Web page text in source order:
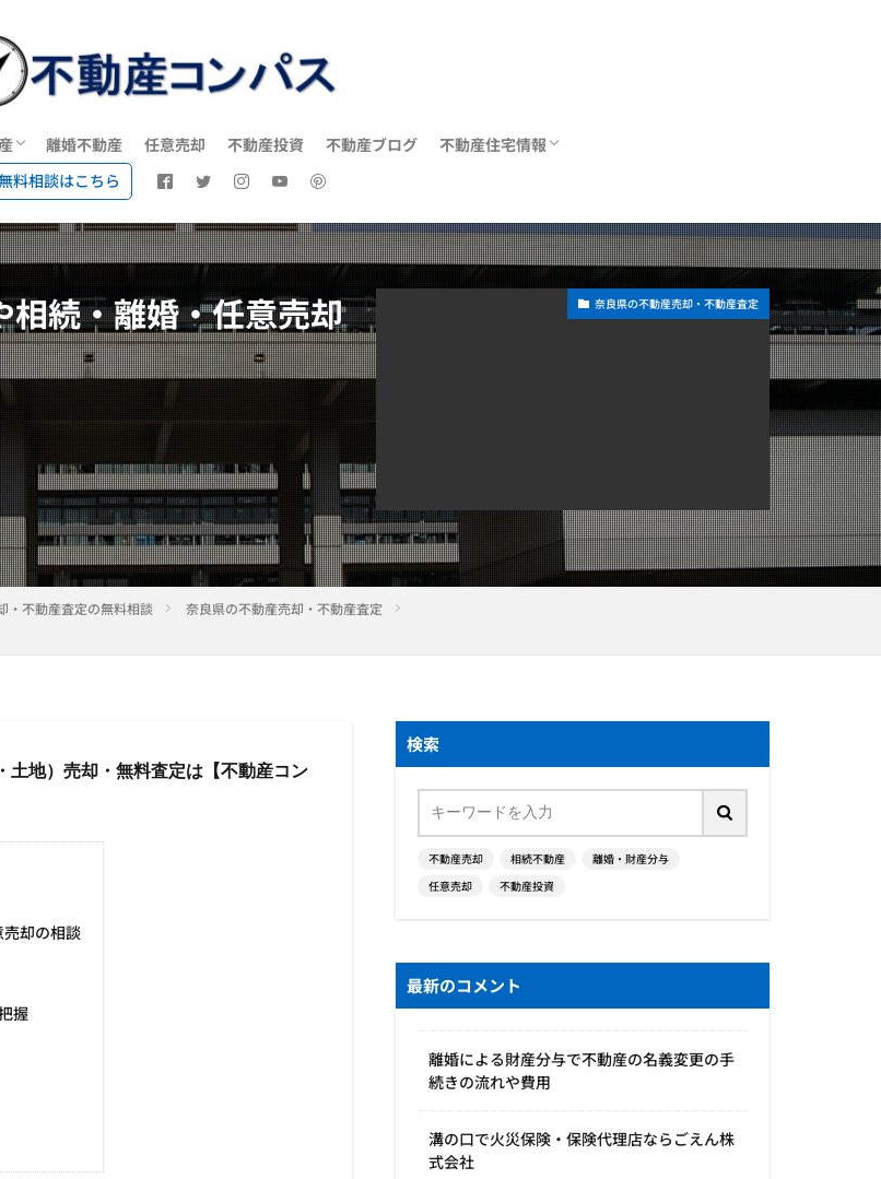
売却・不動産査定
産に強い不動産会社一覧
却に強い不動産会社一覧
離婚不動産 任意売却 不動産投資 不動産ブログ 不動産住宅情報
料相談はこちら
続・離婚・任意売却
奈良県の不動産売却・不動産査定
・不動産査定の無料相談
奈良県の不動産売却・不動産査定
土地）売却・無料査定は【不動産コン
却の相談
握
検索
不動産売却 相続不動産
離婚・財産分与
任意売却
不動産投資
最新のコメント
離婚による財産分与で不動産の名義変更の手
続きの流れや費用
溝の口で火災保険・保険代理店ならごえん株
式会社